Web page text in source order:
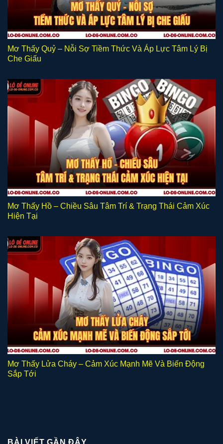
Mơ Thấy Quỷ – Nỗi Sợ Tiềm Thức Và Áp Lực Tâm Lý Bị
Che Giấu
Mơ Thấy Hồ – Chiều Sâu Tâm Trí & Trạng Thái Cảm Xúc
Hiện Tại
Mơ Thấy Lửa Cháy – Cảm Xúc Mạnh Mẽ Và Biến Động
Sắp Tới
BÀI VIẾT GẦN ĐÂY